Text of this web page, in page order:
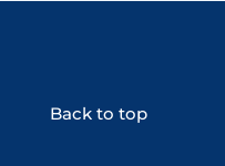
Back to top